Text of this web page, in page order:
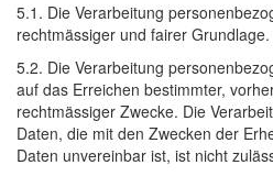
5.1. Die Verarbeitung
rechtmässiger und fairer Grundlage.
5.2. Die Verarbeitung
auf das Erreichen bestimmter,
rechtmässiger Zwecke. Die
Daten, die mit den Zwecken der
Daten unvereinbar ist, ist nicht